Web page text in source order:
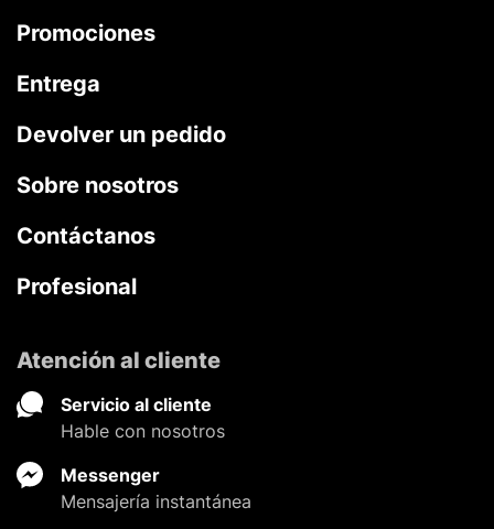
Promociones
Entrega
Devolver un pedido
Sobre nosotros
Contáctanos
Profesional
Atención al cliente
Servicio al cliente
Hable con nosotros
Messenger
Mensajería instantánea